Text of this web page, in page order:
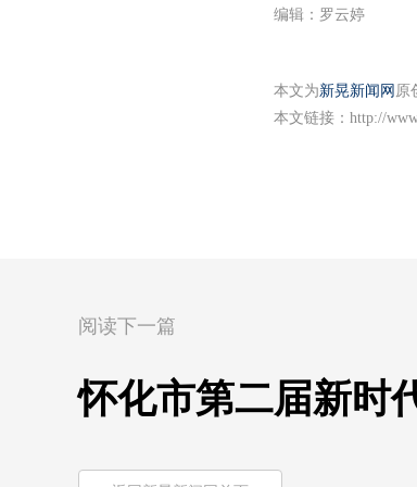
编辑：罗云婷
本文为新晃新闻网 原
本文链接： http://
阅读下一篇
怀化市第二届新时